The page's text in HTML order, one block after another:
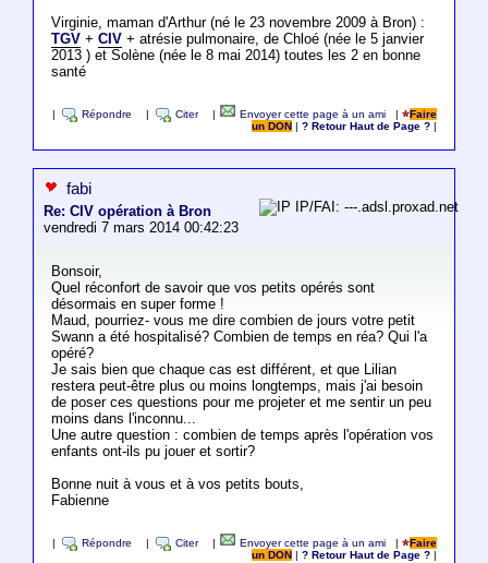
Virginie, maman d'Arthur (né le 23 novembre 2009 à Bron) :
TGV+ CIV+ atrésie pulmonaire, de Chloé (née le 5 janvier
2013 ) et Solène (née le 8 mai 2014) toutes les 2 en bonne
santé
Répondre Citer Envoyer cette page à un ami |
Faire
un DON
|? Retour Haut de Page ?
fabi
Re: CIV opération à Bron
vendredi 7 mars 2014 00:42:23
IP/FAI: ---.adsl.proxad.net
Bonsoir,
Quel réconfort de savoir que vos petits opérés sont
désormais en super forme !
Maud, pourriez- vous me dire combien de jours votre petit
Swann a été hospitalisé? Combien de temps en réa? Qui l'a
opéré?
Je sais bien que chaque cas est différent, et que Lilian
restera peut-être plus ou moins longtemps, mais j'ai besoin
de poser ces questions pour me projeter et me sentir un peu
moins dans l'inconnu...
Une autre question : combien de temps après l'opération vos
enfants ont-ils pu jouer et sortir?
Bonne nuit à vous et à vos petits bouts,
Fabienne
Répondre Citer Envoyer cette page à un ami |
Faire
un DON
|? Retour Haut de Page ?